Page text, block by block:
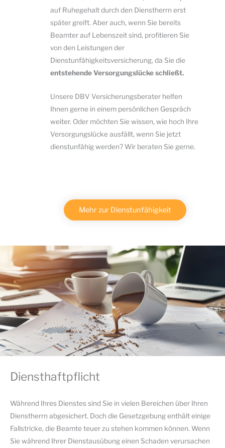
auf Ruhegehalt durch den Dienstherrn erst
später greift. Aber auch, wenn Sie bereits
Beamter auf Lebenszeit sind, profitieren Sie
von den Leistungen der
Dienstunfähigkeitsversicherung, da Sie die
entstehende Versorgungslücke schließt.
Unsere DBV Versicherungsberater helfen
Ihnen gerne in einem persönlichen Gespräch
weiter. Oder möchten Sie wissen, wie hoch Ihre
Versorgungslücke ausfällt, wenn Sie jetzt
dienstunfähig werden? Wir beraten Sie gerne.
Mehr zur Dienstunfähigkeit
Diensthaftpflicht
Während Ihres Dienstes sind Sie in vielen Bereichen über Ihren
Dienstherrn abgesichert. Doch die Gesetzgebung enthält einige
Fallstricke, die Beamte teuer zu stehen kommen können. Wenn
Sie während Ihrer Dienstausübung einen Schaden verursachen